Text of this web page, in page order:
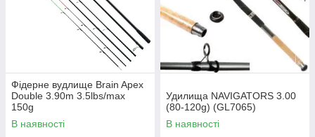
Фідерне вудлище Brain Apex
Double 3.90m 3.5lbs/max
150g
В наявності
Удилища NAVIGATORS 3.00
(80-120g) (GL7065)
В наявності